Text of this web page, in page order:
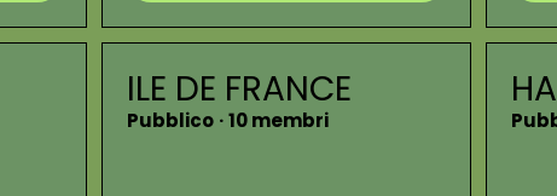
ILE DE FRANCE
Pubblico · 10 membri